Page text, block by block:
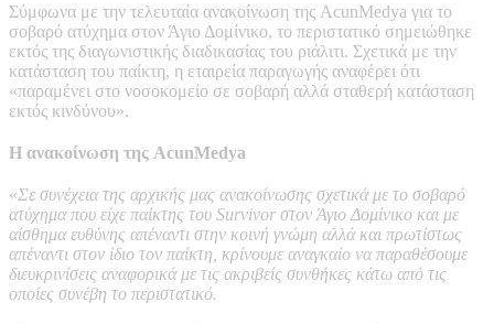
Σύμφωνα με την τελευταία ανακοίνωση της AcunMedya για το
σοβαρό ατύχημα στον Άγιο Δομίνικο, το περιστατικό σημειώθηκε
εκτός της διαγωνιστικής διαδικασίας του ριάλιτι. Σχετικά με την
κατάσταση του παίκτη, η εταιρεία παραγωγής αναφέρει ότι
«παραμένει στο νοσοκομείο σε σοβαρή αλλά σταθερή κατάσταση
εκτός κινδύνου».
Η ανακοίνωση της AcunMedya
«Σε συνέχεια της αρχικής μας ανακοίνωσης σχετικά με το σοβαρό
ατύχημα που είχε παίκτης του Survivor στον Άγιο Δομίνικο και με
αίσθημα ευθύνης απέναντι στην κοινή γνώμη αλλά και πρωτίστως
απέναντι στον ίδιο τον παίκτη, κρίνουμε αναγκαίο να παραθέσουμε
διευκρινίσεις αναφορικά με τις ακριβείς συνθήκες κάτω από τις
οποίες συνέβη το περιστατικό.